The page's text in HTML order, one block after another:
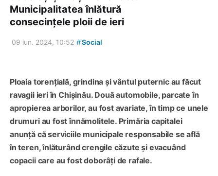
Municipalitatea înlătură
consecințele ploii de ieri
09 iun. 2024, 10:52 #Social
Ploaia torențială, grindina și vântul puternic au făcut
ravagii ieri în Chișinău. Două automobile, parcate în
apropierea arborilor, au fost avariate, în timp ce unele
drumuri au fost înnămolitele. Primăria capitalei
anunță că serviciile municipale responsabile se află
în teren, înlăturând crengile căzute și evacuând
copacii care au fost doborâți de rafale.